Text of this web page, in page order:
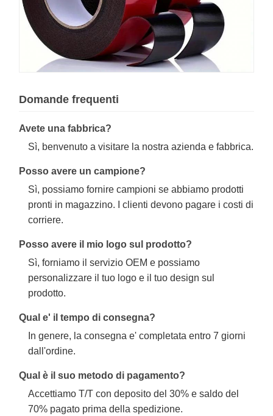
Domande frequenti
Avete una fabbrica?
Sì, benvenuto a visitare la nostra azienda e fabbrica.
Posso avere un campione?
Sì, possiamo fornire campioni se abbiamo prodotti
pronti in magazzino. I clienti devono pagare i costi di
corriere.
Posso avere il mio logo sul prodotto?
Sì, forniamo il servizio OEM e possiamo
personalizzare il tuo logo e il tuo design sul
prodotto.
Qual e' il tempo di consegna?
In genere, la consegna e' completata entro 7 giorni
dall'ordine.
Qual è il suo metodo di pagamento?
Accettiamo T/T con deposito del 30% e saldo del
70% pagato prima della spedizione.